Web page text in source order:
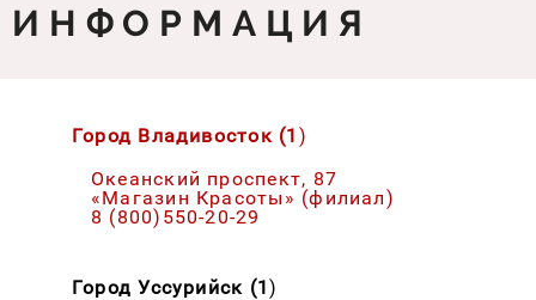
ИНФОРМАЦИЯ
Город Владивосток (1 )
Океанский проспект, 87
«Магазин Красоты» (филиал)
8 (800)550-20-29
Город Уссурийск (1)